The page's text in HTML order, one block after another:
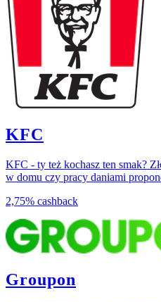
KFC
KFC - ty też kochasz ten smak?
w domu czy pracy daniami
2,75% cashback
Groupon